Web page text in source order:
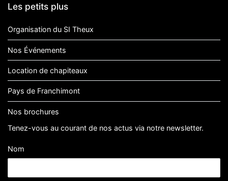
Les petits plus
Organisation du SI Theux
Nos Événements
Location de chapiteaux
Pays de Franchimont
Nos brochures
Tenez-vous au courant de nos actus via notre newsletter.
Nom